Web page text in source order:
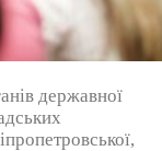
державної